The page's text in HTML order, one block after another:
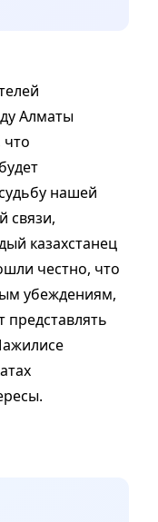
Алматы
что
нашей
связи,
казахстанец
честно, что
убеждениям,
представлять